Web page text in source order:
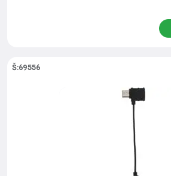
Š:69556